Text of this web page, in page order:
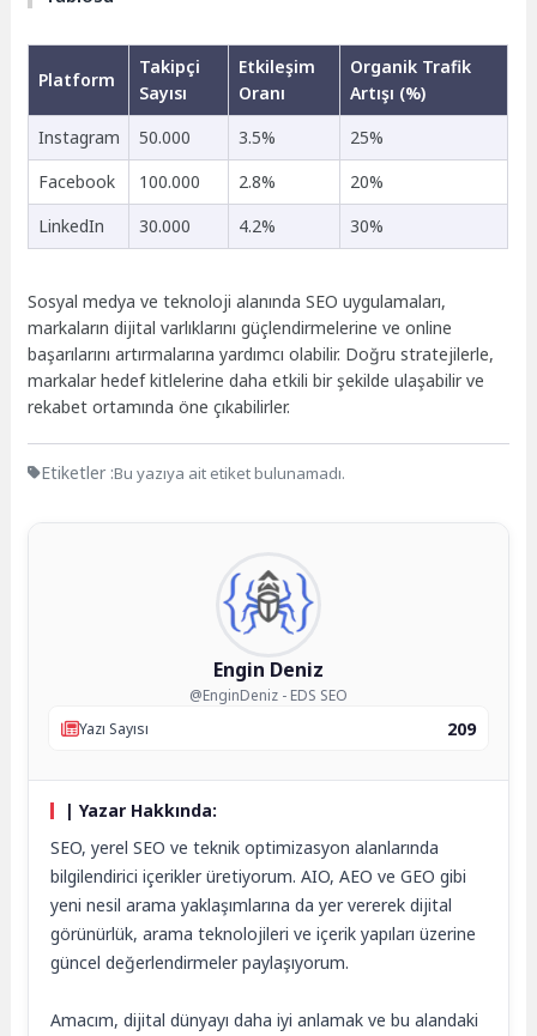
Platform
Takipçi
Sayısı
Etkileşim
Oranı
Organik Trafik
Artışı (%)
Instagram
50.000 3.5%
25%
Facebook
100.000 2.8%
20%
LinkedIn
30.000 4.2% 30%
Sosyal medya ve teknoloji alanında SEO uygulamaları,
markaların dijital varlıklarını güçlendirmelerine ve online
başarılarını artırmalarına yardımcı olabilir. Doğru stratejilerle,
markalar hedef kitlelerine daha etkili bir şekilde ulaşabilir ve
rekabet ortamında öne çıkabilirler.
Etiketler :Bu yazıya ait etiket bulunamadı.
Engin Deniz
@EnginDeniz - EDS SEO
Yazı Sayısı
209
| Yazar Hakkında:
SEO, yerel SEO ve teknik optimizasyon alanlarında
bilgilendirici içerikler üretiyorum. AIO, AEO ve GEO gibi
yeni nesil arama yaklaşımlarına da yer vererek dijital
görünürlük, arama teknolojileri ve içerik yapıları üzerine
güncel değerlendirmeler paylaşıyorum.
Amacım, dijital dünyayı daha iyi anlamak ve bu alandaki